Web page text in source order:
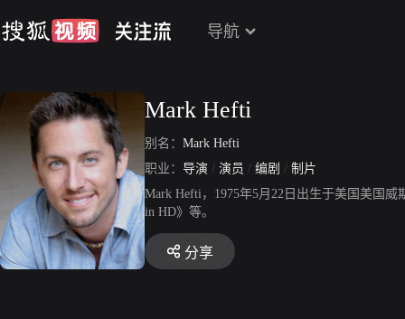
导航
Mark Hefti
别名： Mark Hefti
职业： 导演 / 演员 / 编剧 / 制片
Mark Hefti，1975年5月22日出生于美国美国
in HD》等。
分享